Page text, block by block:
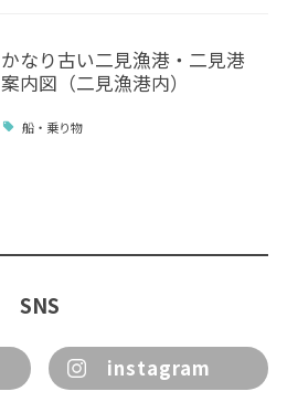
かなり古い二見漁港・二見港
案内図（二見漁港内）
船・乗り物
SNS
instagram